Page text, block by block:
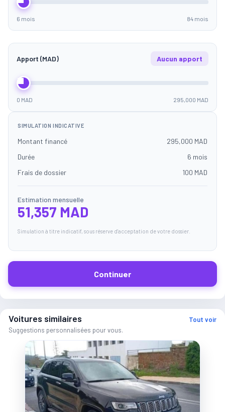
6 mois 84 mois
Apport (MAD) Aucun apport
0 MAD 295,000 MAD
SIMULATION INDICATIVE
Montant financé
295,000 MAD
Durée
6 mois
Frais de dossier
100 MAD
Estimation mensuelle
51,357 MAD
Simulation à titre indicatif, sous réserve d'acceptation de votre dossier.
Continuer
Voitures similaires
Suggestions personnalisées pour vous.
Tout voir